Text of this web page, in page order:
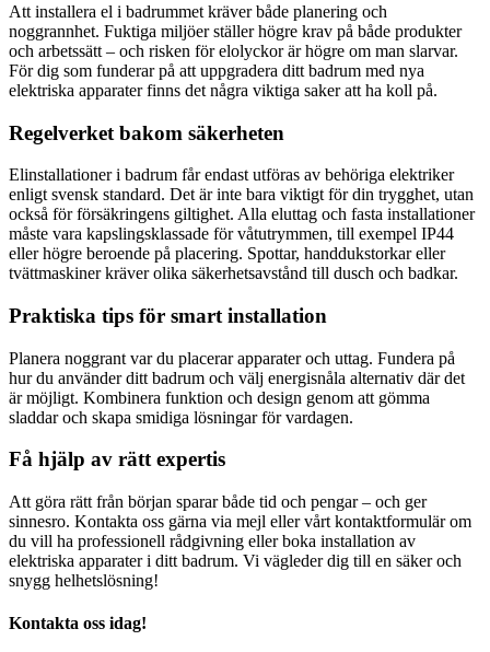
Att installera el i badrummet kräver både planering och
noggrannhet. Fuktiga miljöer ställer högre krav på både produkter
och arbetssätt – och risken för elolyckor är högre om man slarvar.
För dig som funderar på att uppgradera ditt badrum med nya
elektriska apparater finns det några viktiga saker att ha koll på.
Regelverket bakom säkerheten
Elinstallationer i badrum får endast utföras av behöriga elektriker
enligt svensk standard. Det är inte bara viktigt för din trygghet, utan
också för försäkringens giltighet. Alla eluttag och fasta installationer
måste vara kapslingsklassade för våtutrymmen, till exempel IP44
eller högre beroende på placering. Spottar, handdukstorkar eller
tvättmaskiner kräver olika säkerhetsavstånd till dusch och badkar.
Praktiska tips för smart installation
Planera noggrant var du placerar apparater och uttag. Fundera på
hur du använder ditt badrum och välj energisnåla alternativ där det
är möjligt. Kombinera funktion och design genom att gömma
sladdar och skapa smidiga lösningar för vardagen.
Få hjälp av rätt expertis
Att göra rätt från början sparar både tid och pengar – och ger
sinnesro. Kontakta oss gärna via mejl eller vårt kontaktformulär om
du vill ha professionell rådgivning eller boka installation av
elektriska apparater i ditt badrum. Vi vägleder dig till en säker och
snygg helhetslösning!
Kontakta oss idag!